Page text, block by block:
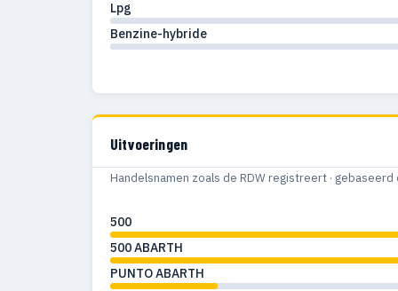
Lpg
Benzine-hybride
Uitvoeringen
Handelsnamen zoals de RDW registreert ·
500
500 ABARTH
PUNTO ABARTH